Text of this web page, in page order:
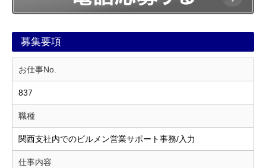
募集要項
お仕事No.
837
職種
関西支社内でのビルメン営業サポート事務/入力
仕事内容